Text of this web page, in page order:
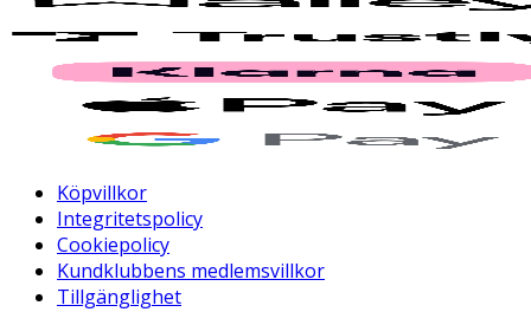
Köpvillkor
Integritetspolicy
Cookiepolicy
Kundklubbens medlemsvillkor
Tillgänglighet